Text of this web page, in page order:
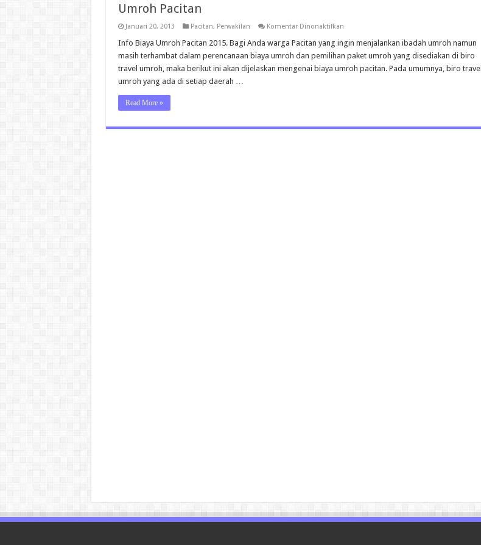
Umroh Pacitan
Januari 20, 2013 Pacitan, Perwakilan Komentar Dinonaktifkanpada
Pacitan
Info Biaya Umroh Pacitan 2015. Bagi Anda warga Pacitan yang ingin menjalankan ibadah umroh namun
masih terhambat dalam perencanaan biaya umroh dan pemilihan paket umroh yang disediakan di biro
travel umroh, maka berikut ini akan dijelaskan mengenai biaya umroh pacitan. Pada umumnya, biro travel
umroh yang ada di setiap daerah …
Read More »